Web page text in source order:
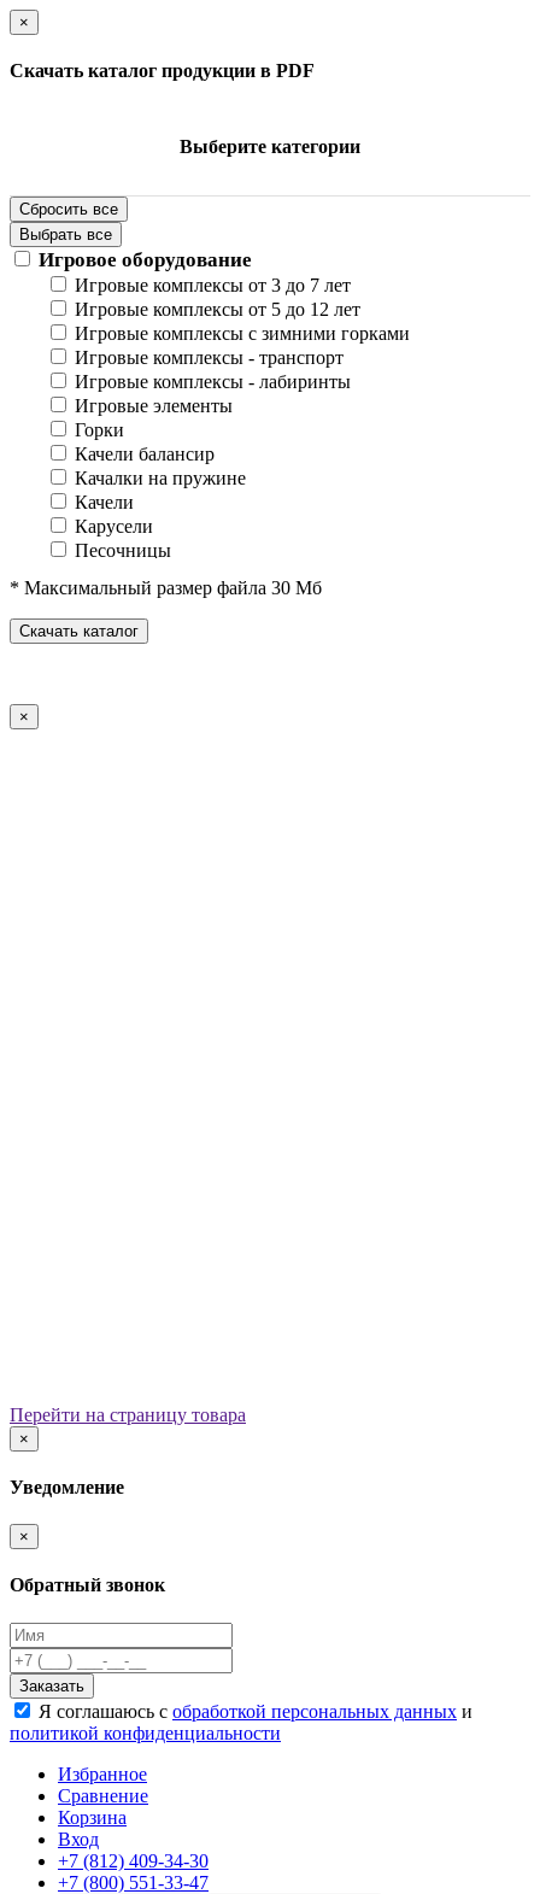
×
Скачать каталог продукции в PDF
Выберите категории
Сбросить все
Выбрать все
Игровое оборудование
Игровые комплексы от 3 до 7 лет
Игровые комплексы от 5 до 12 лет
Игровые комплексы с зимними горками
Игровые комплексы - транспорт
Игровые комплексы - лабиринты
Игровые элементы
Горки
Качели балансир
Качалки на пружине
Качели
Карусели
Песочницы
Домики-беседки
Детские столики и скамьи
Теневые навесы и сцены
Игровые элементы
Качалки на пружине
Домики-беседки
Развивающие игровые элементы
ПДД для детей
Безопасные покрытия
Спортивные комплексы от 3 до 7 лет
Входные арки
Информационные стойки
Ограждения
Для детей с ограниченными возможностями
Школам
* Максимальный размер файла 30 Мб
Скачать каталог
×
Перейти на страницу товара
×
Уведомление
×
Обратный звонок
Заказать
Я соглашаюсь с обработкой персональных данных и
политикой конфиденциальности
Избранное
Сравнение
Корзина
Вход
+7 (812) 409-34-30
+7 (800) 551-33-47